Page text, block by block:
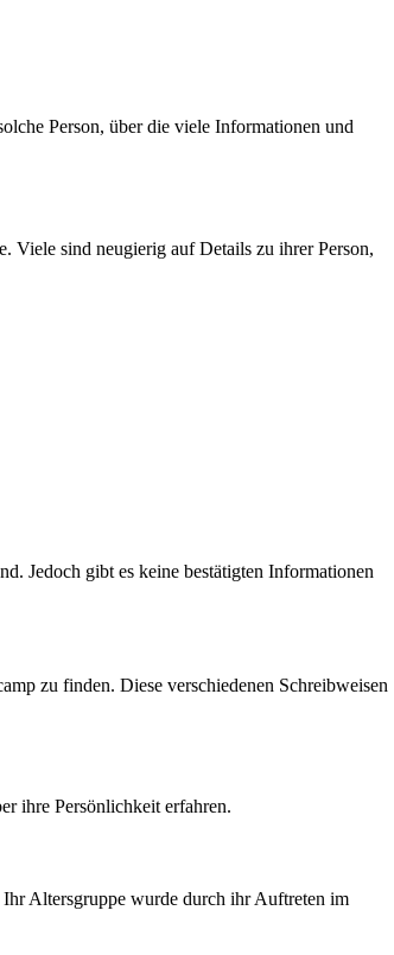
Person, über die viele Informationen und
Viele sind neugierig auf Details zu ihrer Person,
Jedoch gibt es keine bestätigten Informationen
zu finden. Diese verschiedenen Schreibweisen
ihre Persönlichkeit erfahren.
Altersgruppe wurde durch ihr Auftreten im